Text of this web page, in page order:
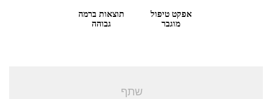
אפקט טיפול
מוגבר
תוצאות ברמה
גבוהה
שתף